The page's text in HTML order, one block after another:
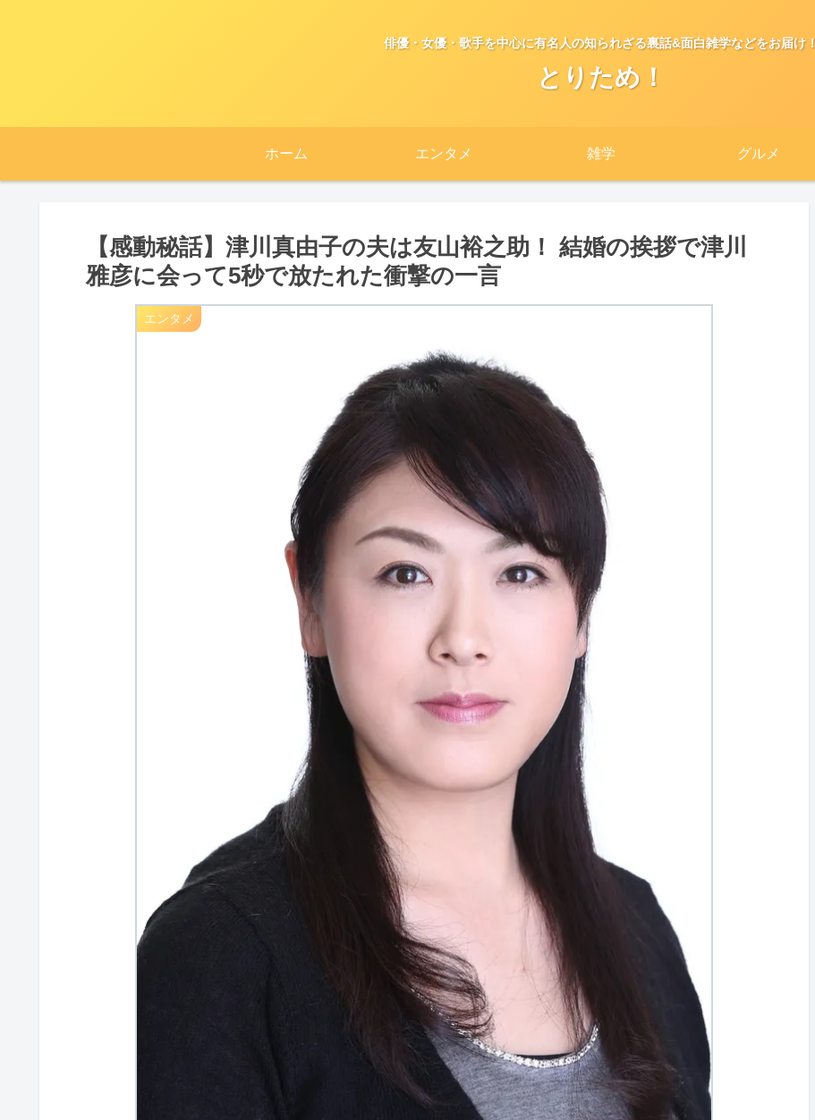
俳優・女優・歌手を中心に有名人の知られざる裏話&面白雑学などをお届け！
とりため！
ホーム エンタメ 雑学 グルメ
【感動秘話】津川真由子の夫は友山裕之助！ 結婚の挨拶で津川
雅彦に会って5秒で放たれた衝撃の一言
エンタメ